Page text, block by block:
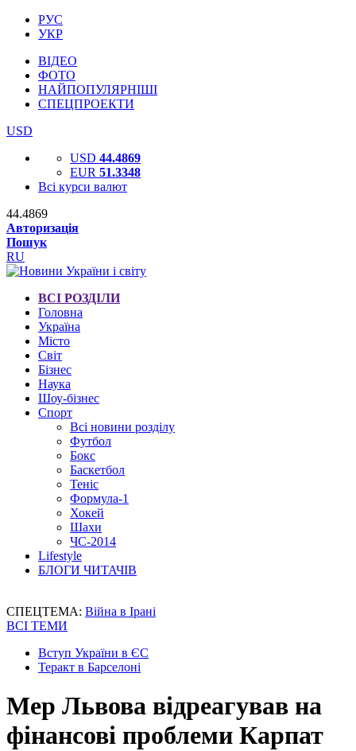
РУС
УКР
ВІДЕО
ФОТО
НАЙПОПУЛЯРНІШІ
СПЕЦПРОЕКТИ
USD
USD 44.4869
EUR 51.3348
Всі курси валют
44.4869
Авторизація
Пошук
RU
ВСІ РОЗДІЛИ
Головна
Україна
Місто
Світ
Бізнес
Наука
Шоу-бізнес
Спорт
Всі новини розділу
Футбол
Бокс
Баскетбол
Теніс
Формула-1
Хокей
Шахи
ЧС-2014
Lifestyle
БЛОГИ ЧИТАЧІВ
СПЕЦТЕМА: Війна в Ірані
ВСІ ТЕМИ
Вступ України в ЄС
Теракт в Барселоні
Мер Львова відреагував на
фінансові проблеми Карпат